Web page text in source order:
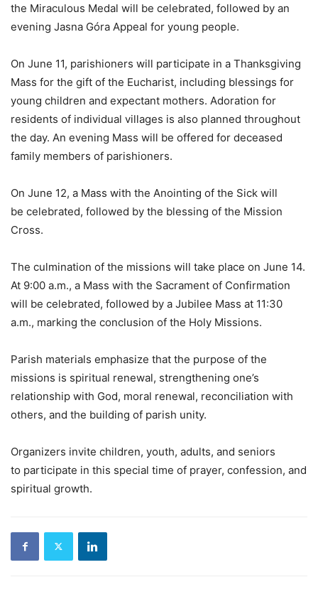
the Miraculous Medal will be celebrated, followed by an
evening Jasna Góra Appeal for young people.
On June 11, parishioners will participate in a Thanksgiving
Mass for the gift of the Eucharist, including blessings for
young children and expectant mothers. Adoration for
residents of individual villages is also planned throughout
the day. An evening Mass will be offered for deceased
family members of parishioners.
On June 12, a Mass with the Anointing of the Sick will
be celebrated, followed by the blessing of the Mission
Cross.
The culmination of the missions will take place on June 14.
At 9:00 a.m., a Mass with the Sacrament of Confirmation
will be celebrated, followed by a Jubilee Mass at 11:30
a.m., marking the conclusion of the Holy Missions.
Parish materials emphasize that the purpose of the
missions is spiritual renewal, strengthening one’s
relationship with God, moral renewal, reconciliation with
others, and the building of parish unity.
Organizers invite children, youth, adults, and seniors
to participate in this special time of prayer, confession, and
spiritual growth.